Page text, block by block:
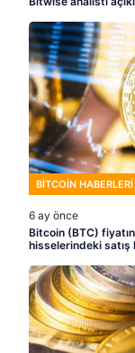
BITCOIN HABERLERI
6 ay önce
Bitcoin (BTC)
hisselerindeki